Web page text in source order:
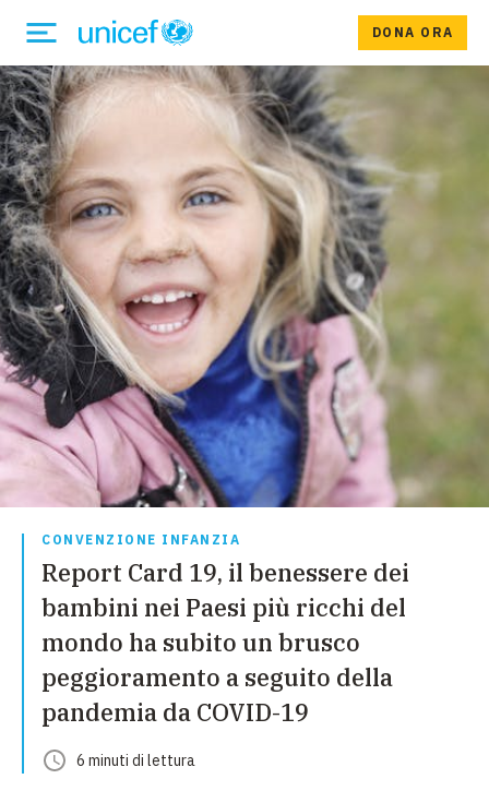
DONA ORA
CONVENZIONE INFANZIA
Report Card 19, il benessere dei
bambini nei Paesi più ricchi del
mondo ha subito un brusco
peggioramento a seguito della
pandemia da COVID-19
6 minuti di lettura